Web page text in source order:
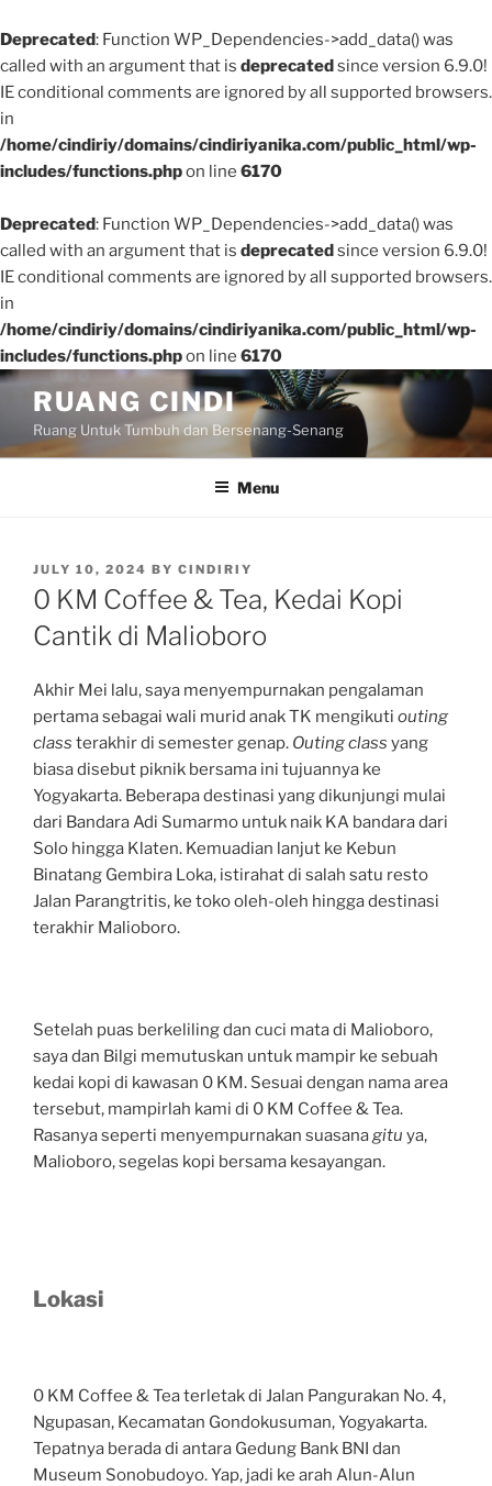
Deprecated: Function WP_Dependencies->add_data() was
called with an argument that is deprecatedsince version 6.9.0!
IE conditional comments are ignored by all supported browsers.
in
/home/cindiriy/domains/cindiriyanika.com/public_html/wp-
includes/functions.phpon line 6170
Deprecated: Function WP_Dependencies->add_data() was
called with an argument that is deprecatedsince version 6.9.0!
IE conditional comments are ignored by all supported browsers.
in
/home/cindiriy/domains/cindiriyanika.com/public_html/wp-
includes/functions.phpon line 6170
Skip
content
RUANG CINDI
Ruang Untuk Tumbuh dan Bersenang-Senang
Menu
POSTED
ON
JULY 10, 2024 BY CINDIRIY
0 KM Coffee & Tea, Kedai Kopi
Cantik di Malioboro
Akhir Mei lalu, saya menyempurnakan pengalaman
pertama sebagai wali murid anak TK mengikuti outing
class terakhir di semester genap. Outing class yang
biasa disebut piknik bersama ini tujuannya ke
Yogyakarta. Beberapa destinasi yang dikunjungi mulai
dari Bandara Adi Sumarmo untuk naik KA bandara dari
Solo hingga Klaten. Kemuadian lanjut ke Kebun
Binatang Gembira Loka, istirahat di salah satu resto
Jalan Parangtritis, ke toko oleh-oleh hingga destinasi
terakhir Malioboro.
Setelah puas berkeliling dan cuci mata di Malioboro,
saya dan Bilgi memutuskan untuk mampir ke sebuah
kedai kopi di kawasan 0 KM. Sesuai dengan nama area
tersebut, mampirlah kami di 0 KM Coffee & Tea.
Rasanya seperti menyempurnakan suasanagitu ya,
Malioboro, segelas kopi bersama kesayangan.
Lokasi
0 KM Coffee & Tea terletak di Jalan Pangurakan No. 4,
Ngupasan, Kecamatan Gondokusuman, Yogyakarta.
Tepatnya berada di antara Gedung Bank BNI dan
Museum Sonobudoyo. Yap, jadi ke arah Alun-Alun